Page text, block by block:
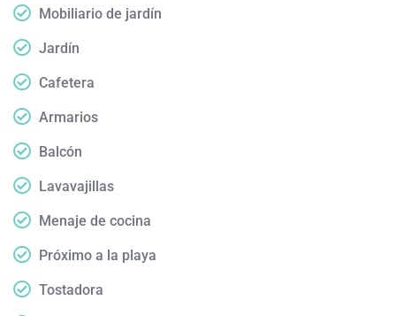
Mobiliario de jardín
Jardín
Cafetera
Armarios
Balcón
Lavavajillas
Menaje de cocina
Próximo a la playa
Tostadora